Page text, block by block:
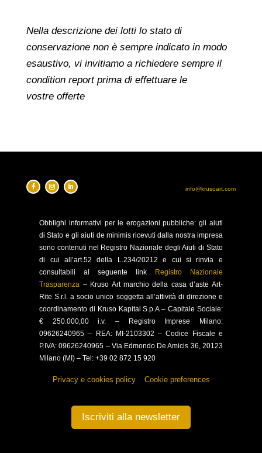
Nella descrizione dei lotti lo stato di
conservazione non è sempre indicato in modo
esaustivo, vi invitiamo a richiedere sempre il
condition report prima di effettuare le
vostre offerte
info@krusoart.com
Obblighi informativi per le erogazioni pubbliche: gli aiuti
di Stato e gli aiuti de minimis ricevuti dalla nostra impresa
sono contenuti nel Registro Nazionale degli Aiuti di Stato
di cui all’art.52 della L.234/20212 e cui si rinvia e
consultabili al seguente link Registro Nazionale
Trasparenza – Kruso Art marchio della casa d’aste Art-
Rite S.r.l. a socio unico soggetta all’attività di direzione e
coordinamento di Kruso Kapital S.p.A – Capitale Sociale:
€ 250.000,00 i.v. – Registro Imprese Milano:
09626240965 – REA: MI-2103302 – Codice Fiscale e
P.IVA: 09626240965 – Via Edmondo De Amicis 36, 20123
Milano (MI) – Tel: +39 02 872 15 920
Privacy e cookies policy– Cookie preferences
Iscriviti alla newsletter